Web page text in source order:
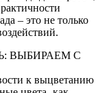
– это не только
ВЫБИРАЕМ С
к выцветанию